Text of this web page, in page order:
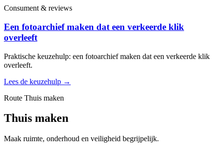
Consument & reviews
Een fotoarchief maken dat een verkeerde klik
overleeft
Praktische keuzehulp: een fotoarchief maken dat een verkeerde klik
overleeft.
Lees de keuzehulp →
Route Thuis maken
Thuis maken
Maak ruimte, onderhoud en veiligheid begrijpelijk.